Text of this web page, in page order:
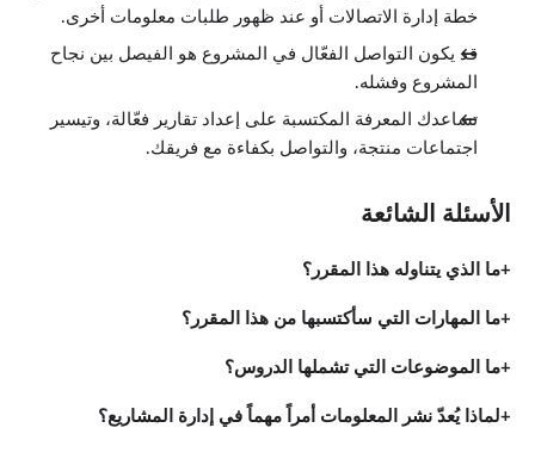
خطة إدارة الاتصالات أو عند ظهور طلبات معلومات أخرى.
قد يكون التواصل الفعّال في المشروع هو الفيصل بين نجاح
المشروع وفشله.
تساعدك المعرفة المكتسبة على إعداد تقارير فعّالة، وتيسير
اجتماعات منتجة، والتواصل بكفاءة مع فريقك.
الأسئلة الشائعة
ما الذي يتناوله هذا المقرر؟
ما المهارات التي سأكتسبها من هذا المقرر؟
ما الموضوعات التي تشملها الدروس؟
لماذا يُعدّ نشر المعلومات أمراً مهماً في إدارة المشاريع؟